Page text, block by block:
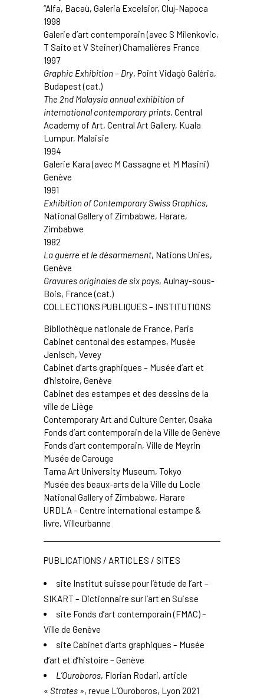
“Alfa, Bacaù, Galeria Excelsior, Cluj-Napoca
1998
Galerie d’art contemporain(avec S Milenkovic,
T Saito et V Steiner) Chamalières France
1997
Graphic Exhibition – Dry, Point Vidagò Galéria,
Budapest (cat.)
The 2nd Malaysia annual exhibition of
international contemporary prints, Central
Academy of Art, Central Art Gallery, Kuala
Lumpur, Malaisie
1994
Galerie Kara (avec M Cassagne et M Masini)
Genève
1991
Exhibition of Contemporary Swiss Graphics,
National Gallery of Zimbabwe, Harare,
Zimbabwe
1982
La guerre et le désarmement, Nations Unies,
Genève
Gravures originales de six pays, Aulnay-sous-
Bois, France (cat.)
COLLECTIONS PUBLIQUES – INSTITUTIONS
Bibliothèque nationale de France, Paris
Cabinet cantonal des estampes, Musée
Jenisch, Vevey
Cabinet d’arts graphiques – Musée d’art et
d’histoire, Genève
Cabinet des estampes et des dessins de la
ville de Liège
Contemporary Art and Culture Center, Osaka
Fonds d’art contemporain de la Ville de Genève
Fonds d’art contemporain, Ville de Meyrin
Musée de Carouge
Tama Art University Museum, Tokyo
Musée des beaux-arts de la Ville du Locle
National Gallery of Zimbabwe, Harare
URDLA – Centre international estampe &
livre, Villeurbanne
PUBLICATIONS / ARTICLES / SITES
site Institut suisse pour l’étude de l’art –
SIKART – Dictionnaire sur l’art en Suisse
site Fonds d’art contemporain (FMAC) –
Ville de Genève
site Cabinet d’arts graphiques – Musée
d’art et d’histoire – Genève
L’Ouroboros, Florian Rodari, article
« Strates », revue L’Ouroboros, Lyon 2021